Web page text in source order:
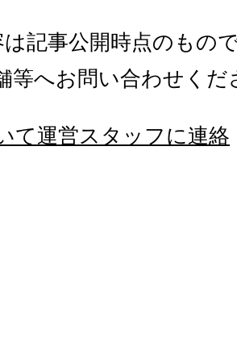
記事公開時点のもの
等へお問い合わせくだ
て運営スタッフに連絡